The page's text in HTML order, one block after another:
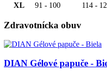
XL
91 - 100 114 -
Zdravotnícka obuv
Obrázok
DIAN Gélové papuče -